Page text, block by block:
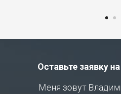
Оставьте заявку
Меня зовут